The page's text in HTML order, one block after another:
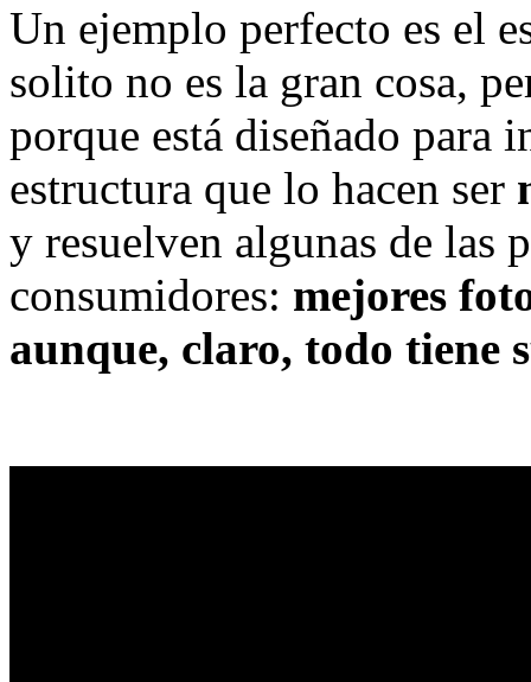
Un ejemplo perfecto es el
solito no es la gran cosa,
porque está diseñado para
estructura que lo hacen ser
y resuelven algunas de las
consumidores: mejores
aunque, claro, todo tiene